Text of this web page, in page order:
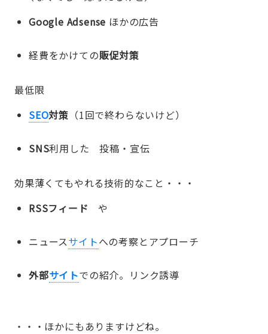
Google Adsense ほかの広告
経費をかけての販促対策
最低限
SEO対策 （1回で終わらないけど）
SNS利用した 投稿・宣伝
効果薄くてもやれる技術的なこと・・・
RSSフィード や
ニュースサイトへの考察とアプローチ
外部サイトでの紹介。リンク誘導
・・・ほかにもありますけどね。